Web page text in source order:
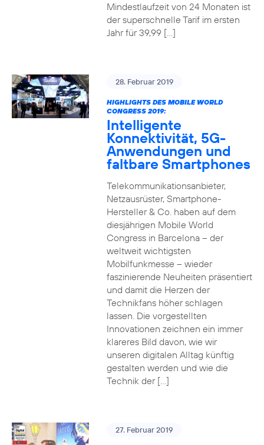
Mindestlaufzeit von 24 Monaten ist
der superschnelle Tarif im ersten
Jahr für 39,99 […]
28. Februar 2019
HIGHLIGHTS DES MOBILE WORLD
CONGRESS 2019:
Intelligente
Konnektivität, 5G-
Anwendungen und
faltbare Smartphones
Telekommunikationsanbieter,
Netzausrüster, Smartphone-
Hersteller & Co. haben auf dem
diesjährigen Mobile World
Congress in Barcelona – der
weltweit wichtigsten
Mobilfunkmesse – wieder
faszinierende Neuheiten präsentiert
und damit die Herzen der
Technikfans höher schlagen
lassen. Die vorgestellten
Innovationen zeichnen ein immer
klareres Bild davon, wie wir
unseren digitalen Alltag künftig
gestalten werden und wie die
Technik der […]
27. Februar 2019